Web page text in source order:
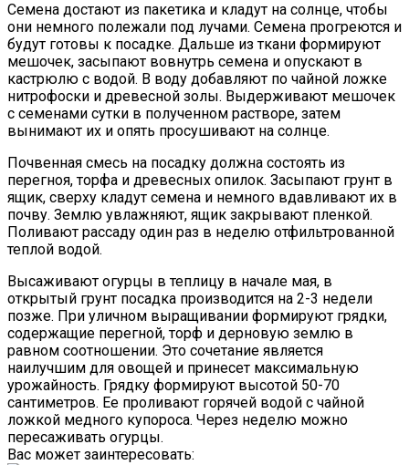
Семена достают из пакетика и кладут на солнце, чтобы
они немного полежали под лучами. Семена прогреются и
будут готовы к посадке. Дальше из ткани формируют
мешочек, засыпают вовнутрь семена и опускают в
кастрюлю с водой. В воду добавляют по чайной ложке
нитрофоски и древесной золы. Выдерживают мешочек
с семенами сутки в полученном растворе, затем
вынимают их и опять просушивают на солнце.
Почвенная смесь на посадку должна состоять из
перегноя, торфа и древесных опилок. Засыпают грунт в
ящик, сверху кладут семена и немного вдавливают их в
почву. Землю увлажняют, ящик закрывают пленкой.
Поливают рассаду один раз в неделю отфильтрованной
теплой водой.
Высаживают огурцы в теплицу в начале мая, в
открытый грунт посадка производится на 2-3 недели
позже. При уличном выращивании формируют грядки,
содержащие перегной, торф и дерновую землю в
равном соотношении. Это сочетание является
наилучшим для овощей и принесет максимальную
урожайность. Грядку формируют высотой 50-70
сантиметров. Ее проливают горячей водой с чайной
ложкой медного купороса. Через неделю можно
пересаживать огурцы.
Вас может заинтересовать: